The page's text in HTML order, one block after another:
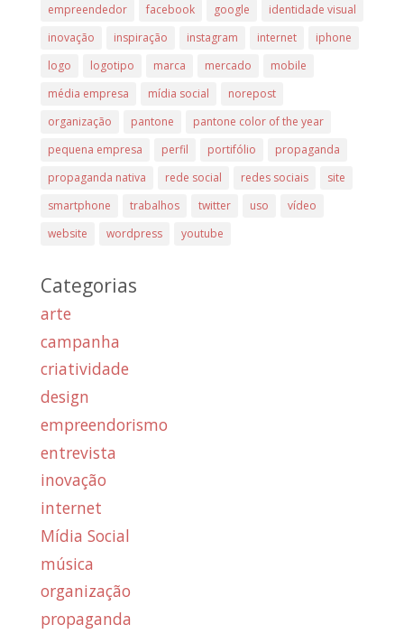
empreendedor
facebook google
identidade visual
inovação
inspiração instagram internet
iphone
logo
logotipo marca mercado
mobile
média empresa
mídia social
norepost
organização
pantone
pantone color of the year
pequena empresa
perfil portifólio
propaganda
propaganda nativa
rede social redes sociais
site
smartphone
trabalhos twitter uso
vídeo
website
wordpress youtube
Categorias
arte
campanha
criatividade
design
empreendorismo
entrevista
inovação
internet
Mídia Social
música
organização
propaganda